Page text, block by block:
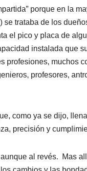
porque en la
se trataba de los
el pico y placa de
instalada que
profesiones, muchos
profesores,
como ya se dijo,
precisión y
al revés. Mas